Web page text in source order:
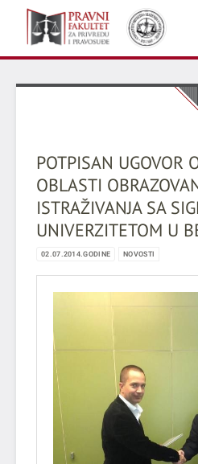
POTPISAN UGOVOR
OBLASTI
ISTRAŽIVANJA SA
UNIVERZITETOM U
02.07.2014.GODINE NOVOSTI